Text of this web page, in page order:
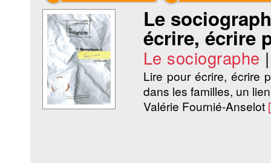
Le
écrire, écrire
Le sociographe
Lire pour écrire, écrire
dans les familles, un
Valérie Fournié-Anselot